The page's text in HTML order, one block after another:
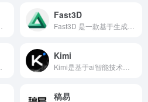
Fast3D
Kimi
稿易